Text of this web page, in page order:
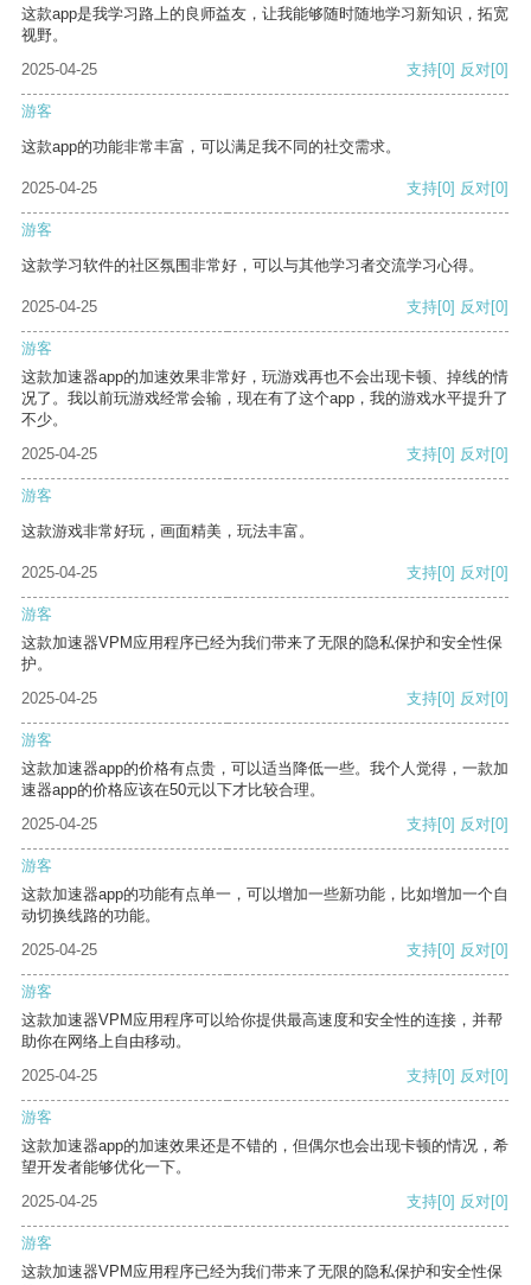
这款app是我学习路上的良师益友，让我能够随时随地学习新知识，拓宽
视野。
2025-04-25
支持[0] 反对[0]
游客
这款app的功能非常丰富，可以满足我不同的社交需求。
2025-04-25 支持[0] 反对[0]
游客
这款学习软件的社区氛围非常好，可以与其他学习者交流学习心得。
2025-04-25 支持[0] 反对[0]
游客
这款加速器app的加速效果非常好，玩游戏再也不会出现卡顿、掉线的情
况了。我以前玩游戏经常会输，现在有了这个app，我的游戏水平提升了
不少。
2025-04-25
支持[0] 反对[0]
游客
这款游戏非常好玩，画面精美，玩法丰富。
2025-04-25 支持[0] 反对[0]
游客
这款加速器VPM应用程序已经为我们带来了无限的隐私保护和安全性保
护。
2025-04-25
支持[0] 反对[0]
游客
这款加速器app的价格有点贵，可以适当降低一些。我个人觉得，一款加
速器app的价格应该在50元以下才比较合理。
2025-04-25
支持[0] 反对[0]
游客
这款加速器app的功能有点单一，可以增加一些新功能，比如增加一个自
动切换线路的功能。
2025-04-25
支持[0] 反对[0]
游客
这款加速器VPM应用程序可以给你提供最高速度和安全性的连接，并帮
助你在网络上自由移动。
2025-04-25
支持[0] 反对[0]
游客
这款加速器app的加速效果还是不错的，但偶尔也会出现卡顿的情况，希
望开发者能够优化一下。
2025-04-25
支持[0] 反对[0]
游客
这款加速器VPM应用程序已经为我们带来了无限的隐私保护和安全性保